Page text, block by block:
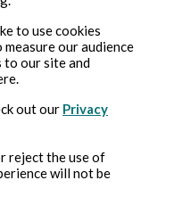
to use cookies
our audience
to our site and
out our Privacy
reject the use of
will not be